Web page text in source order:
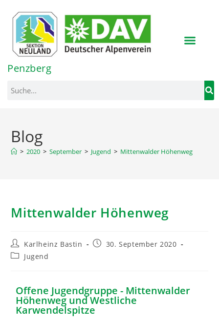
springen
Penzberg
Blog
> 2020 > September > Jugend > Mittenwalder Höhenweg
Mittenwalder Höhenweg
Karlheinz Bastin
30. September 2020
Jugend
Offene Jugendgruppe - Mittenwalder
Höhenweg und Westliche
Karwendelspitze